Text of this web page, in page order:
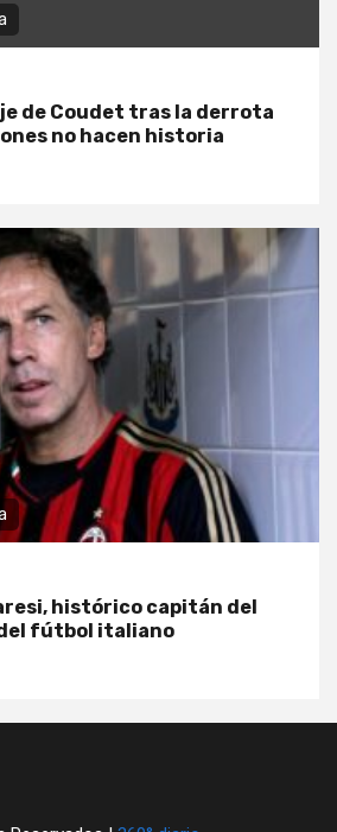
de Coudet tras la derrota
no hacen historia
histórico capitán del
fútbol italiano